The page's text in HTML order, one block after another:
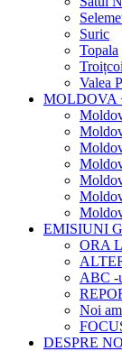
Suric
Topala
Valea
MOLDOVA
EMISIUNI
ORA
ABC -
Noi
DESPRE